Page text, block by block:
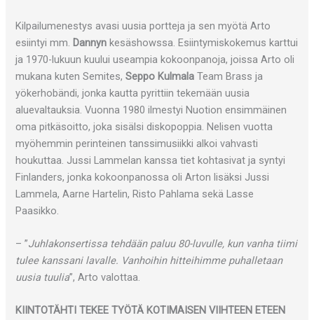
Kilpailumenestys avasi uusia portteja ja sen myötä Arto
esiintyi mm. Dannyn kesäshowssa. Esiintymiskokemus karttui
ja 1970-lukuun kuului useampia kokoonpanoja, joissa Arto oli
mukana kuten Semites, Seppo Kulmala Team Brass ja
yökerhobändi, jonka kautta pyrittiin tekemään uusia
aluevaltauksia. Vuonna 1980 ilmestyi Nuotion ensimmäinen
oma pitkäsoitto, joka sisälsi diskopoppia. Nelisen vuotta
myöhemmin perinteinen tanssimusiikki alkoi vahvasti
houkuttaa. Jussi Lammelan kanssa tiet kohtasivat ja syntyi
Finlanders, jonka kokoonpanossa oli Arton lisäksi Jussi
Lammela, Aarne Hartelin, Risto Pahlama sekä Lasse
Paasikko.
– ”Juhlakonsertissa tehdään paluu 80-luvulle, kun vanha tiimi
tulee kanssani lavalle. Vanhoihin hitteihimme puhalletaan
uusia tuulia”, Arto valottaa.
KIINTOTÄHTI TEKEE TYÖTÄ KOTIMAISEN VIIHTEEN ETEEN